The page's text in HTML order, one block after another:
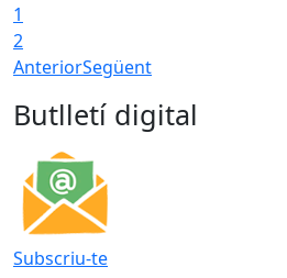
1
2
AnteriorSegüent
Butlletí digital
Subscriu-te